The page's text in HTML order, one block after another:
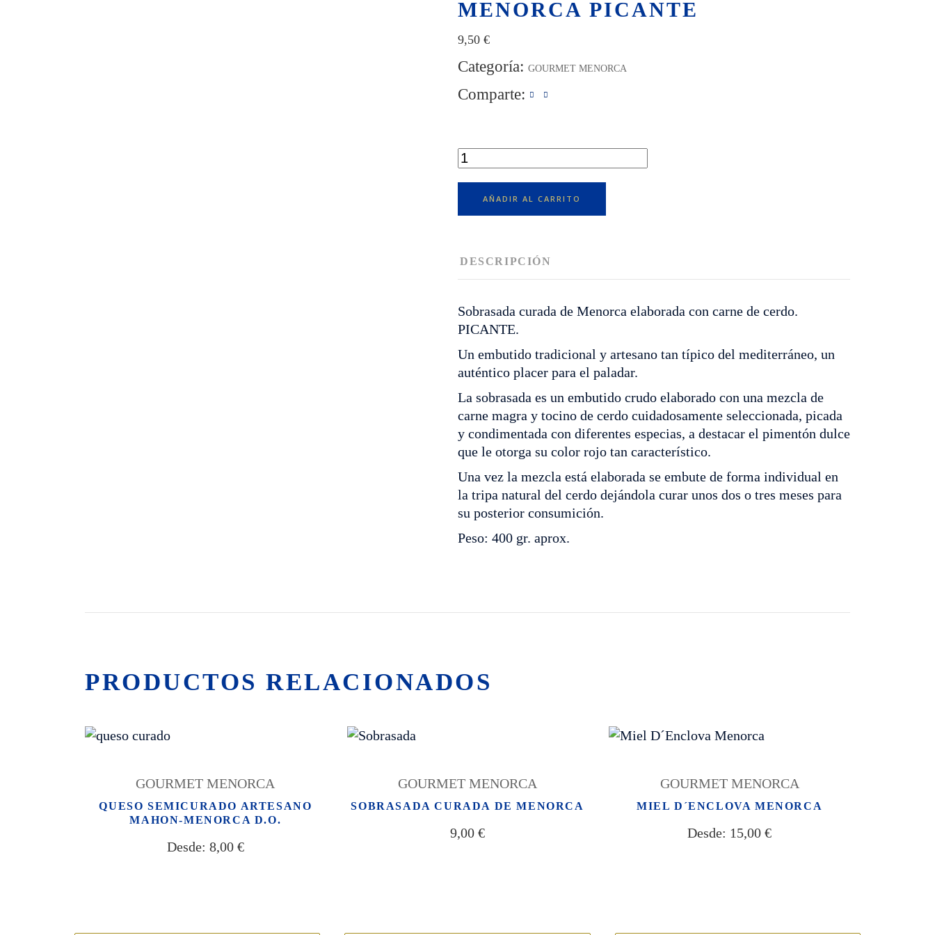
MENORCA PICANTE
9,50 €
Categoría: GOURMET MENORCA
Comparte:
CURADA
DE
MENORCA
PICANTE
AÑADIR AL CARRITO
DESCRIPCIÓN
Sobrasada curada de Menorca elaborada con carne de cerdo.
PICANTE.
Un embutido tradicional y artesano tan típico del mediterráneo, un
auténtico placer para el paladar.
La sobrasada es un embutido crudo elaborado con una mezcla de
carne magra y tocino de cerdo cuidadosamente seleccionada, picada
y condimentada con diferentes especias, a destacar el pimentón dulce
que le otorga su color rojo tan característico.
Una vez la mezcla está elaborada se embute de forma individual en
la tripa natural del cerdo dejándola curar unos dos o tres meses para
su posterior consumición.
Peso: 400 gr. aprox.
PRODUCTOS RELACIONADOS
GOURMET MENORCA
QUESO SEMICURADO ARTESANO
MAHON-MENORCA D.O.
Desde: 8,00 €
GOURMET MENORCA
SOBRASADA CURADA DE MENORCA
9,00 €
GOURMET MENORCA
MIEL D´ENCLOVA MENORCA
Desde: 15,00€